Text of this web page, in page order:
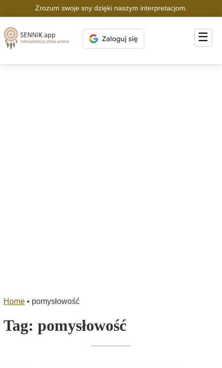
Zrozum swoje sny dzięki naszym interpretacjom.
☰
Home • pomysłowość
Tag: pomysłowość